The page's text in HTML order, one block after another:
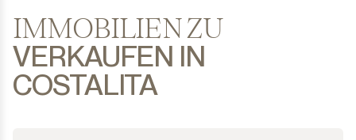
IMMOBILIEN ZU
VERKAUFEN IN
COSTALITA